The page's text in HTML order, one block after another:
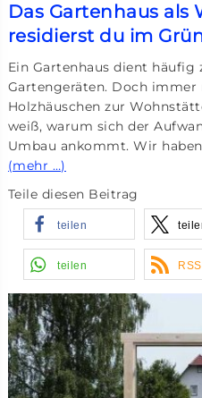
Das Gartenhaus als
residierst du im
Ein Gartenhaus dient häufig
Gartengeräten. Doch
Holzhäuschen zur
weiß, warum sich der
Umbau ankommt. Wir
(mehr …)
Teile diesen Beitrag
teilen
teilen